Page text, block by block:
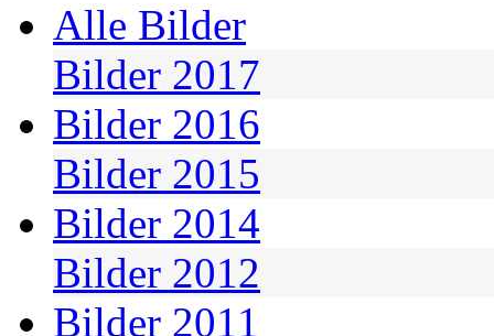
Alle Bilder
Bilder 2017
Bilder 2016
Bilder 2015
Bilder 2014
Bilder 2012
Bilder 2011